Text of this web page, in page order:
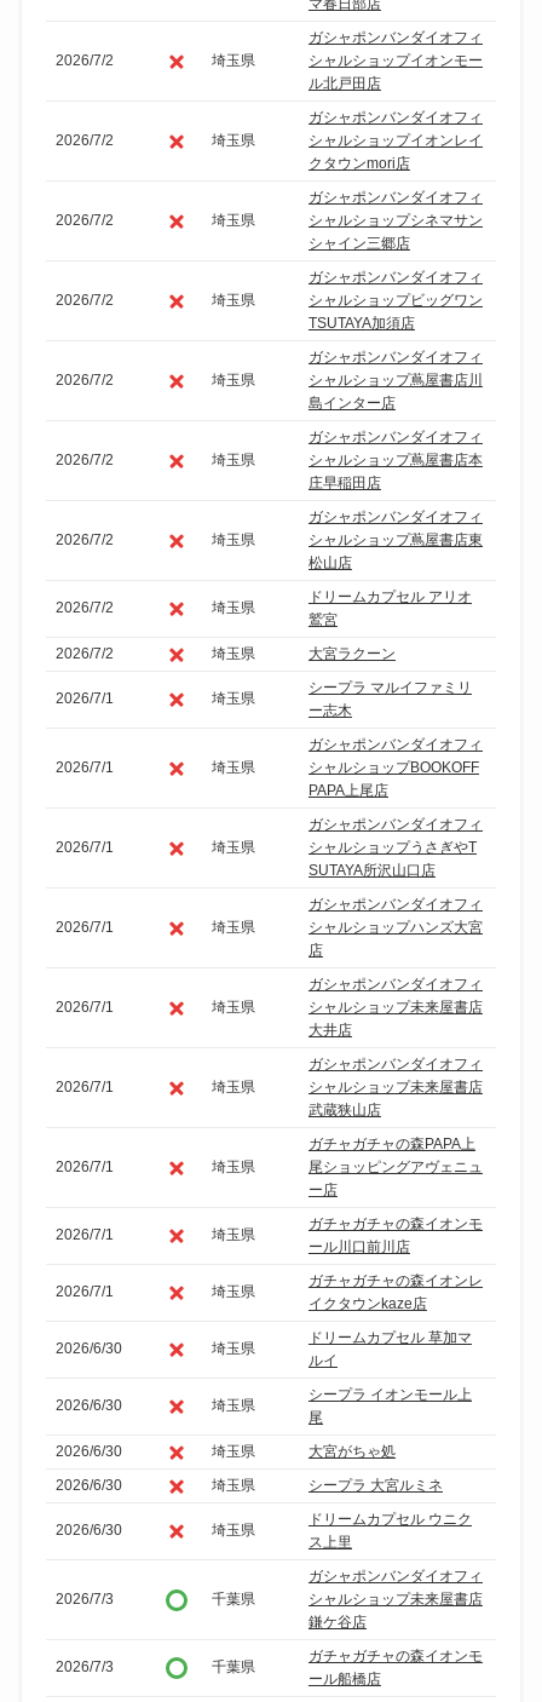
2026/7/2 埼玉県
ガシャポンバンダイオフィ
シャルショップイオンモー
ル北戸田店
2026/7/2 埼玉県
ガシャポンバンダイオフィ
シャルショップイオンレイ
クタウンmori店
2026/7/2 埼玉県
ガシャポンバンダイオフィ
シャルショップシネマサン
シャイン三郷店
2026/7/2 埼玉県
ガシャポンバンダイオフィ
シャルショップビッグワン
TSUTAYA加須店
2026/7/2 埼玉県
ガシャポンバンダイオフィ
シャルショップ蔦屋書店川
島インター店
2026/7/2 埼玉県
ガシャポンバンダイオフィ
シャルショップ蔦屋書店本
庄早稲田店
2026/7/2 埼玉県
ガシャポンバンダイオフィ
シャルショップ蔦屋書店東
松山店
2026/7/2 埼玉県
ドリームカプセル アリオ
鷲宮
2026/7/2
埼玉県 大宮ラクーン
2026/7/1 埼玉県
シープラ マルイファミリ
ー志木
2026/7/1 埼玉県
ガシャポンバンダイオフィ
シャルショップBOOKOFF
PAPA上尾店
2026/7/1 埼玉県
ガシャポンバンダイオフィ
シャルショップうさぎやT
SUTAYA所沢山口店
2026/7/1 埼玉県
ガシャポンバンダイオフィ
シャルショップハンズ大宮
店
2026/7/1 埼玉県
ガシャポンバンダイオフィ
シャルショップ未来屋書店
大井店
2026/7/1 埼玉県
ガシャポンバンダイオフィ
シャルショップ未来屋書店
武蔵狭山店
2026/7/1 埼玉県
ガチャガチャの森PAPA上
尾ショッピングアヴェニュ
ー店
2026/7/1 埼玉県
ガチャガチャの森イオンモ
ール川口前川店
2026/7/1 埼玉県
ガチャガチャの森イオンレ
イクタウンkaze店
2026/6/30 埼玉県
ドリームカプセル 草加マ
ルイ
2026/6/30 埼玉県
シープラ イオンモール上
尾
2026/6/30
埼玉県
大宮がちゃ処
2026/6/30
埼玉県 シープラ 大宮ルミネ
2026/6/30 埼玉県
ドリームカプセル ウニク
ス上里
2026/7/3 千葉県
ガシャポンバンダイオフィ
シャルショップ未来屋書店
鎌ケ谷店
2026/7/3 千葉県
ガチャガチャの森イオンモ
ール船橋店